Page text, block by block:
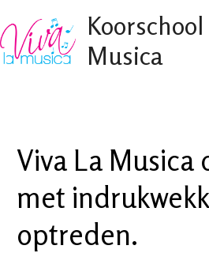
naar
de
inhoud
Musica
Viva La Musica
met
optreden.